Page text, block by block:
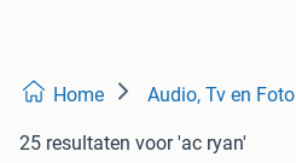
Home Audio, Tv en Foto
25 resultaten voor 'ac ryan'